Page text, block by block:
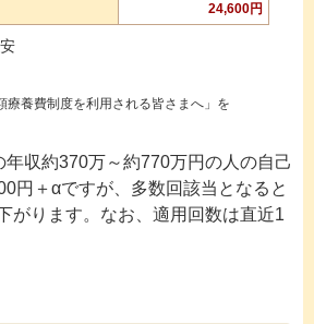
24,600円
療養費制度を利用される皆さまへ」を
収約370万～約770万円の人の自己
円＋αですが、多数回該当となると
がります。なお、適用回数は直近1